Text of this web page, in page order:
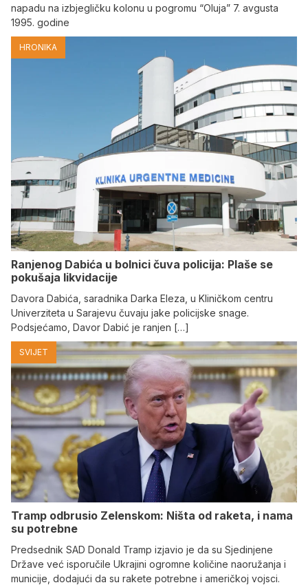
napadu na izbjegličku kolonu u pogromu “Oluja” 7. avgusta
1995. godine
HRONIKA
Ranjenog Dabića u bolnici čuva policija: Plaše se
pokušaja likvidacije
Davora Dabića, saradnika Darka Eleza, u Kliničkom centru
Univerziteta u Sarajevu čuvaju jake policijske snage.
Podsjećamo, Davor Dabić je ranjen […]
SVIJET
Tramp odbrusio Zelenskom: Ništa od raketa, i nama
su potrebne
Predsednik SAD Donald Tramp izjavio je da su Sjedinjene
Države već isporučile Ukrajini ogromne količine naoružanja i
municije, dodajući da su rakete potrebne i američkoj vojsci.